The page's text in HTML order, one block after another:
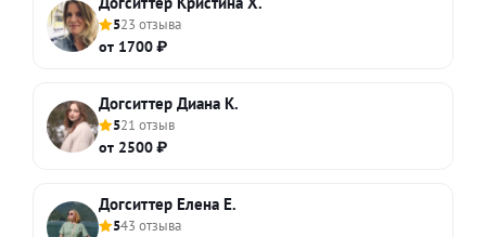
523 отзыва
от 1700 ₽
Догситтер Диана К.
521 отзыв
от 2500 ₽
Догситтер Елена Е.
543 отзыва